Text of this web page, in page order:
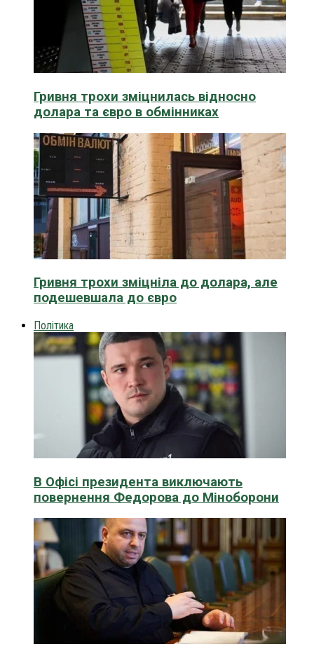
Гривня трохи зміцнилась відносно
долара та євро в обмінниках
Гривня трохи зміцніла до долара, але
подешевшала до євро
Політика
В Офісі президента виключають
повернення Федорова до Міноборони